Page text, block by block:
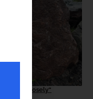
on loosely“